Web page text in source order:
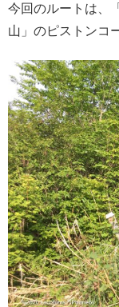
今回のルートは、
山」のピストンコ